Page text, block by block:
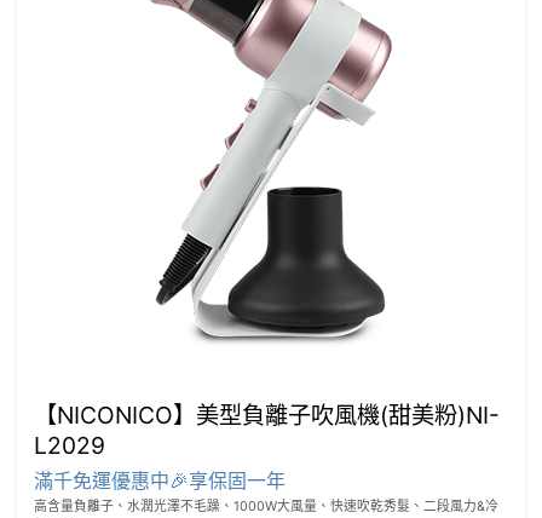
【NICONICO】美型負離子吹風機(甜美粉)NI-
L2029
滿千免運優惠中🎉享保固一年
高含量負離子、水潤光澤不毛躁、1000W大風量、快速吹乾秀髮、二段風力&冷